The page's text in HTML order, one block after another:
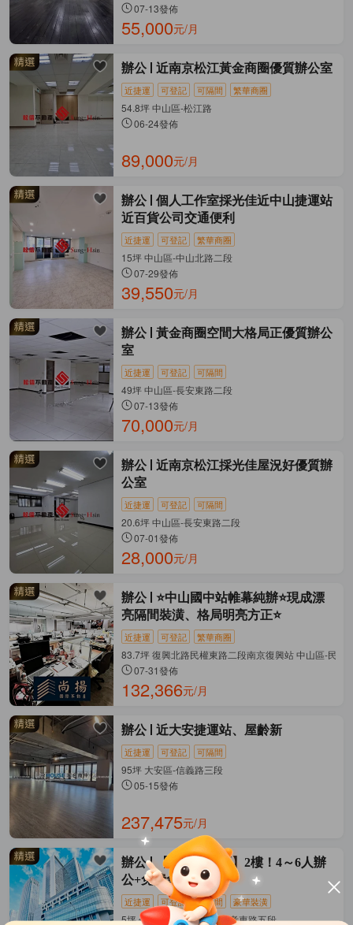
07-13發佈
55,000元/月
辦公 近南京松江黃金商圈優質辦公室
近捷運 可登記 可隔間 繁華商圈
54.8坪 中山區-松江路
06-24發佈
89,000元/月
辦公
個人工作室採光佳近中山捷運站
近百貨公司交通便利
近捷運 可登記 繁華商圈
15坪 中山區-中山北路二段
07-29發佈
39,550元/月
辦公
黃金商圈空間大格局正優質辦公
室
近捷運 可登記 可隔間
49坪 中山區-長安東路二段
07-13發佈
70,000元/月
辦公
近南京松江採光佳屋況好優質辦
公室
近捷運 可登記 可隔間
20.6坪 中山區-長安東路二段
07-01發佈
28,000元/月
辦公
⭐️中山國中站帷幕純辦⭐️現成漂
亮隔間裝潢、格局明亮方正⭐️
近捷運 可登記 繁華商圈
83.7坪 復興北路民權東路二段南京復興站 中山區-民權
07-31發佈
132,366元/月
辦公 近大安捷運站、屋齡新
近捷運 可登記 可隔間
95坪 大安區-信義路三段
05-15發佈
237,475元/月
辦公
【信義計劃區】2樓！4～6人辦
公+免費會議室
近捷運 可登記 可隔間 豪華裝潢
5坪 信義計畫區 信義區-忠孝東路五段